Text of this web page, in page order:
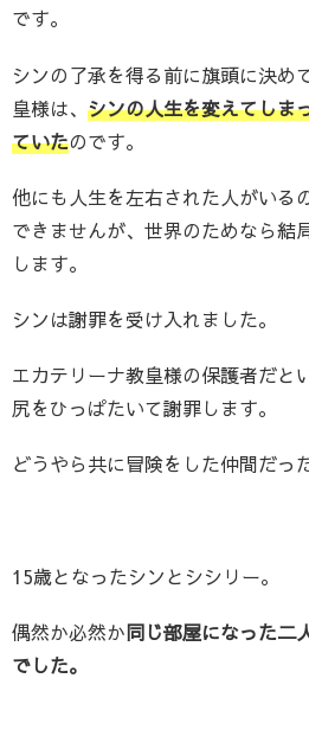
です。
シンの了承を得る前に旗頭に決め
皇様は、 シンの人生を変えてしま
ていたのです。
他にも人生を左右された人がいる
できませんが、世界のためなら結
します。
シンは謝罪を受け入れました。
エカテリーナ教皇様の保護者だと
尻をひっぱたいて謝罪します。
どうやら共に冒険をした仲間だっ
15歳となったシンとシシリー。
偶然か必然か同じ部屋になった二
でした。